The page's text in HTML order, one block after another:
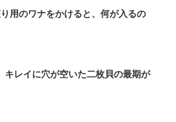
用のワナをかけると、何が入るの
キレイに穴が空いた二枚貝の最期が